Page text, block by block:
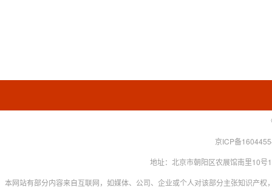
京ICP备
地址：北京市朝阳区农展馆南里10
本网站有部分内容来自互联网，如媒体、公司、企业或个人对该部分主张知识产